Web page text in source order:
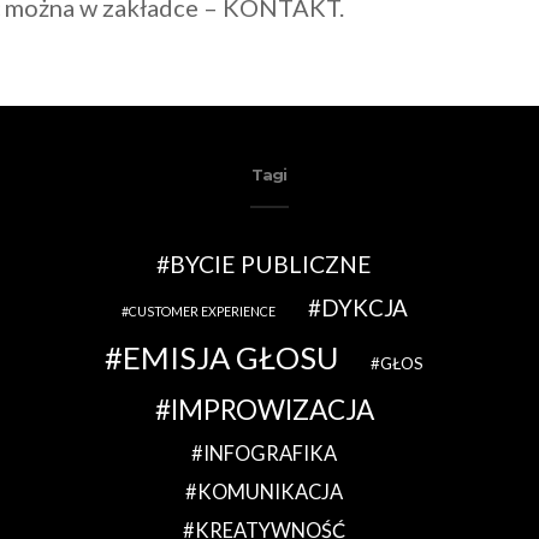
w zakładce – KONTAKT.
Tagi
BYCIE PUBLICZNE
CUSTOMER EXPERIENCE DYKCJA
EMISJA GŁOSU GŁOS
IMPROWIZACJA
INFOGRAFIKA
KOMUNIKACJA
KREATYWNOŚĆ